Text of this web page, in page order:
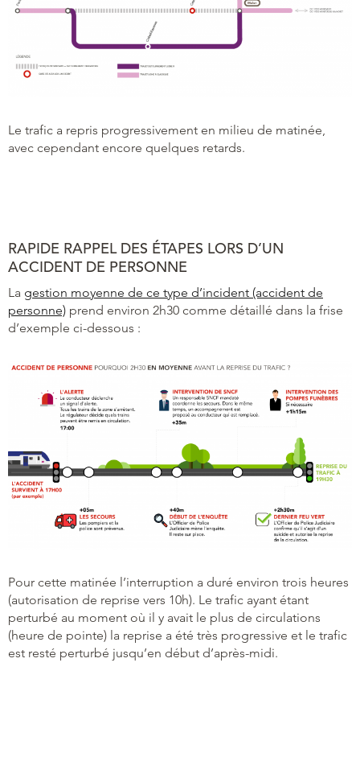
Le trafic a repris progressivement en milieu de matinée,
avec cependant encore quelques retards.
RAPIDE RAPPEL DES ÉTAPES LORS D’UN
ACCIDENT DE PERSONNE
La gestion moyenne de ce type d’incident (accident de
personne) prend environ 2h30 comme détaillé dans la frise
d’exemple ci-dessous :
Pour cette matinée l’interruption a duré environ trois heures
(autorisation de reprise vers 10h). Le trafic ayant étant
perturbé au moment où il y avait le plus de circulations
(heure de pointe) la reprise a été très progressive et le trafic
est resté perturbé jusqu’en début d’après-midi.